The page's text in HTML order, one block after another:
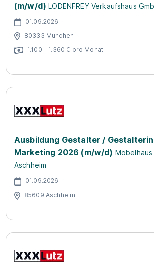
(m/w/d) LODENFREY Verkaufshaus
01.09.2026
80333 München
1.100 - 1.360 € pro Monat
Ausbildung Gestalter /
Marketing 2026 (m/w/d) Möbelhaus
Aschheim
01.09.2026
85609 Aschheim